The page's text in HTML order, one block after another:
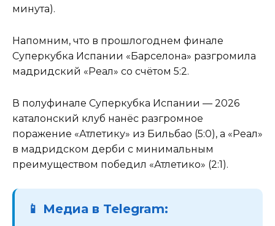
минута).
Напомним, что в прошлогоднем финале
Суперкубка Испании «Барселона» разгромила
мадридский «Реал» со счётом 5:2.
В полуфинале Суперкубка Испании — 2026
каталонский клуб нанёс разгромное
поражение «Атлетику» из Бильбао (5:0), а «Реал»
в мадридском дерби с минимальным
преимуществом победил «Атлетико» (2:1).
📱 Медиа в Telegram: